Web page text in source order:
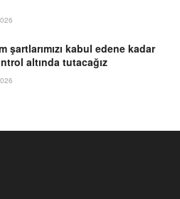
şartlarımızı kabul edene kadar
altında tutacağız